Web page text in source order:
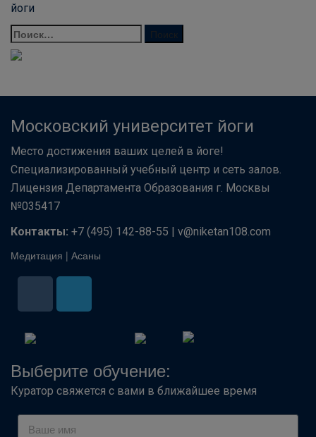
йоги
Московский университет йоги
Место достижения ваших целей в йоге!
Специализированный учебный центр и сеть залов.
Лицензия Департамента Образования г. Москвы
№035417
Контакты: +7 (495) 142-88-55 | v@niketan108.com
Медитация | Асаны
Выберите обучение:
Куратор свяжется с вами в ближайшее время